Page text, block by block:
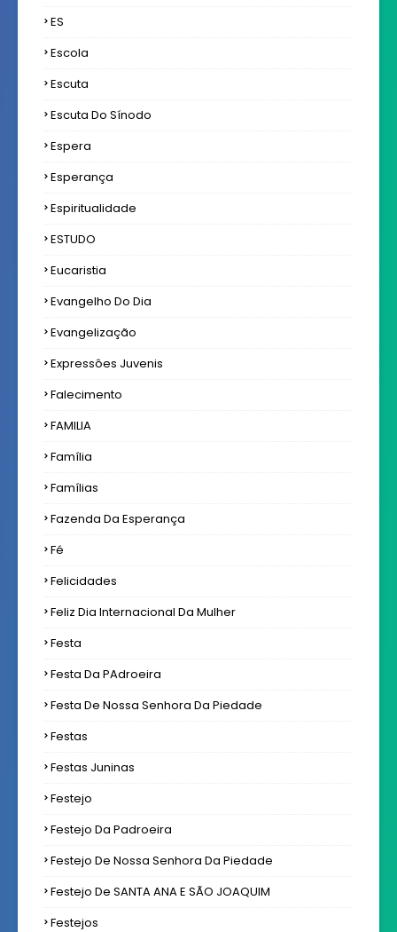
ES
Escola
Escuta
Escuta Do Sínodo
Espera
Esperança
Espiritualidade
ESTUDO
Eucaristia
Evangelho Do Dia
Evangelização
Expressôes Juvenis
Falecimento
FAMILIA
Família
Famílias
Fazenda Da Esperança
Fé
Felicidades
Feliz Dia Internacional Da Mulher
Festa
Festa Da PAdroeira
Festa De Nossa Senhora Da Piedade
Festas
Festas Juninas
Festejo
Festejo Da Padroeira
Festejo De Nossa Senhora Da Piedade
Festejo De SANTA ANA E SÃO JOAQUIM
Festejos